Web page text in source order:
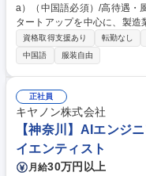
a）（中国語必須）/高待遇・風通しの良い社
タートアップを中心に、製造
を問わず幅広い企業様のIT基
va / Spring Boot を用いた高
計・機能実装 RESTful API
ュー・キャッシュ設計 デー
境への対応、分散システム開発 募集職種 バックエンドエンジニア（
a）（中国語必須）/高待遇・
資格取得支援あり 転勤なし
中国語
服装自由
正社員
キヤノン株式会社
【神奈川】AIエンジ
イエンティスト
月給30万円以上